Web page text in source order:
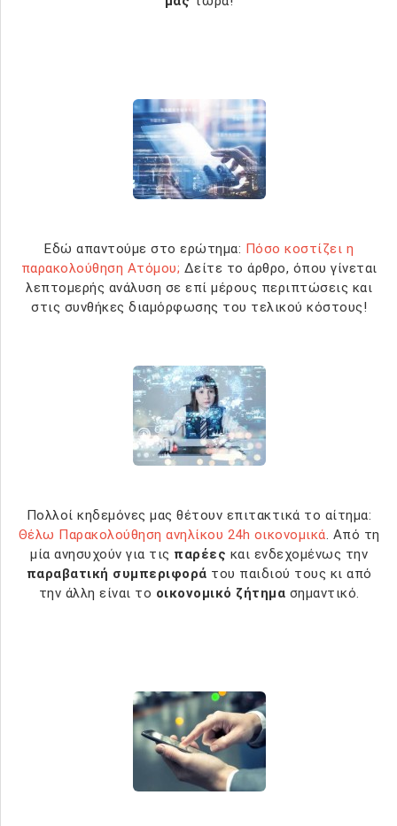
Εδώ απαντούμε στο ερώτημα: Πόσο κοστίζει η
παρακολούθηση Ατόμου; Δείτε το άρθρο, όπου γίνεται
λεπτομερής ανάλυση σε επί μέρους περιπτώσεις και
στις συνθήκες διαμόρφωσης του τελικού κόστους!
Πολλοί κηδεμόνες μας θέτουν επιτακτικά το αίτημα:
Θέλω Παρακολούθηση ανηλίκου 24h οικονομικά. Από τη
μία ανησυχούν για τις παρέες και ενδεχομένως την
παραβατική συμπεριφορά του παιδιού τους κι από
την άλλη είναι το οικονομικό ζήτημα σημαντικό.